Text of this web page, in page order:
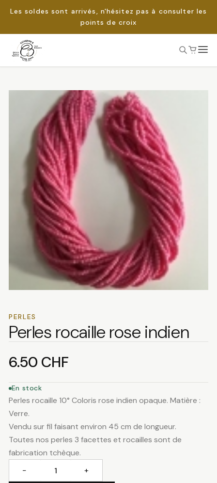
Les soldes sont arrivés, n'hésitez pas à consulter les
points de croix
Passer
PERLES
Perles rocaille rose indien
6.50 CHF
En stock
Perles rocaille 10° Coloris rose indien opaque. Matière :
Verre.
Vendu sur fil faisant environ 45 cm de longueur.
Toutes nos perles 3 facettes et rocailles sont de
fabrication tchèque.
− +